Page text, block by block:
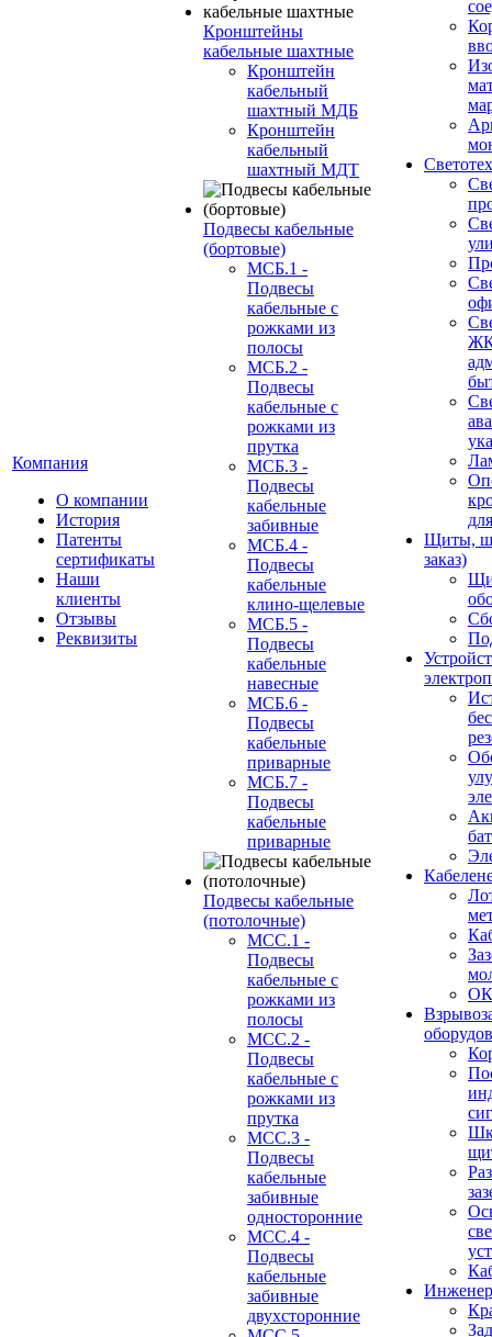
Компания
О компании
История
Патенты
сертификаты
Наши
клиенты
Отзывы
Реквизиты
Кронштейны
кабельные шахтные
Кронштейн
кабельный
шахтный МДБ
Кронштейн
кабельный
шахтный МДТ
Подвесы кабельные
(бортовые)
МСБ.1 -
Подвесы
кабельные с
рожками из
полосы
МСБ.2 -
Подвесы
кабельные с
рожками из
прутка
МСБ.3 -
Подвесы
кабельные
забивные
МСБ.4 -
Подвесы
кабельные
клино-щелевые
МСБ.5 -
Подвесы
кабельные
навесные
МСБ.6 -
Подвесы
кабельные
приварные
МСБ.7 -
Подвесы
кабельные
приварные
Подвесы кабельные
(потолочные)
МСС.1 -
Подвесы
кабельные с
рожками из
полосы
МСС.2 -
Подвесы
кабельные с
рожками из
прутка
МСС.3 -
Подвесы
кабельные
забивные
односторонние
МСС.4 -
Подвесы
кабельные
забивные
двухсторонние
Щиты,
заказ)